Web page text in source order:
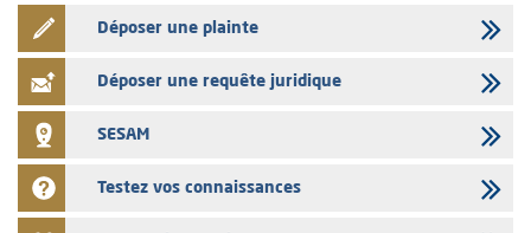
Déposer une plainte
Déposer une requête juridique
SESAM
Testez vos connaissances